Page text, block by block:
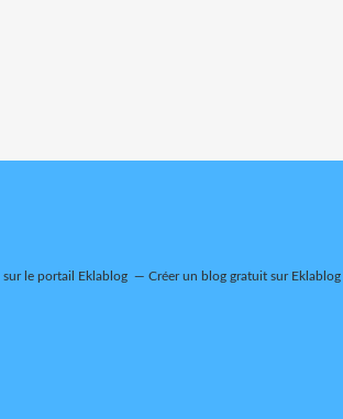
sur le portail Eklablog Créer un blog gratuit sur Eklablog